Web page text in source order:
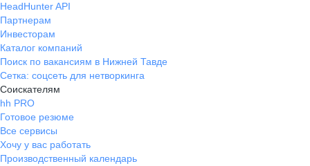
HeadHunter API
Партнерам
Инвесторам
Каталог компаний
Поиск по вакансиям в Нижней Тавде
Сетка: соцсеть для нетворкинга
Соискателям
hh PRO
Готовое резюме
Все сервисы
Хочу у вас работать
Производственный календарь